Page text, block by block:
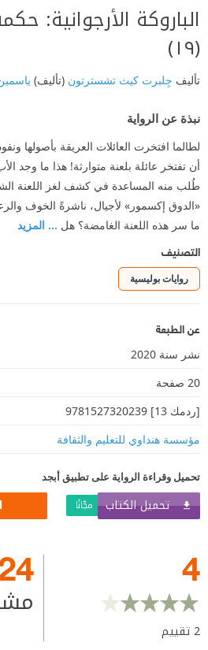
الباروكة الأرجوانية:
(١٩)
تأليف جِلبرت كيث تشسترتون (تأليف)
نبذة عن الرواية
لطالما افتخرت العائلات العريقة بأصولها
أن تفتخر عائلة بلعنة متوارثة! هذا ما وجد
طُلب منه المساعدة في كشف لغز اللعنة
«الدوق إكسمور» لأجيال، ناشرةً الخوف
ما سر هذه اللعنة الغامضة؟ هل ... المزيد
التصنيف
روايات بوليسية
عن الطبعة
نشر سنة 2020
20 صفحة
[ردمك 13] 9781527320239
مؤسسة هنداوي للتعليم والثقافة
تحميل وقراءة الرواية على تطبيق أبجد
تحميل الكتاب مجّانًا
4
2 تقييم